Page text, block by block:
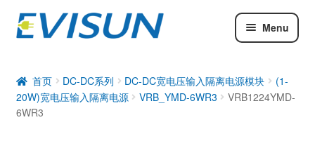
Menu
DC-DC系列
工业通信模块
首页 DC-DC系列 DC-DC宽电压输入隔离电源模块
(1-
20W)宽电压输入隔离电源
VRB_YMD-6WR3
VRB1224YMD-
6WR3